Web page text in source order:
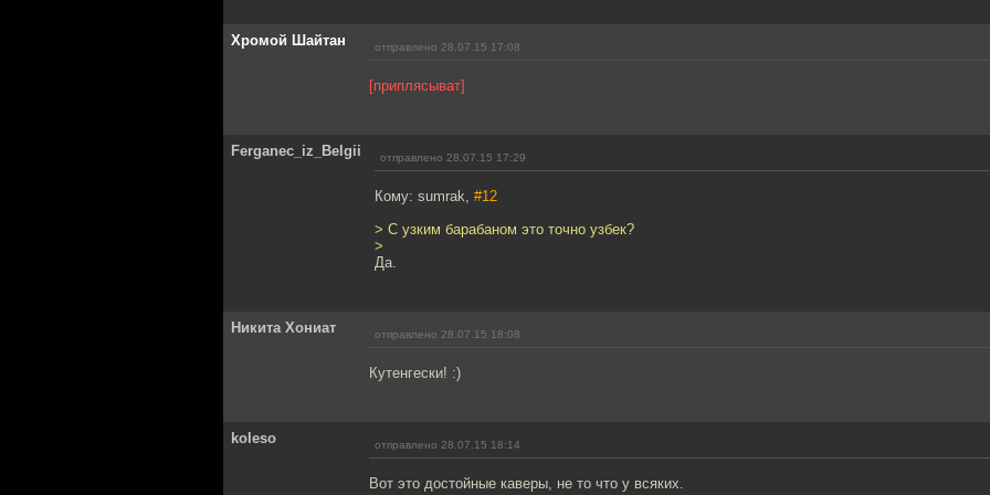
Хромой Шайтан отправлено 28.07.15 17:08
[приплясыват]
Ferganec_iz_Belgii отправлено 28.07.15 17:29
Кому: sumrаk, #12
> С узким барабаном это точно узбек?
>
Да.
Никита Хониат отправлено 28.07.15 18:08
Кутенгески! :)
koleso отправлено 28.07.15 18:14
Вот это достойные каверы, не то что у всяких.